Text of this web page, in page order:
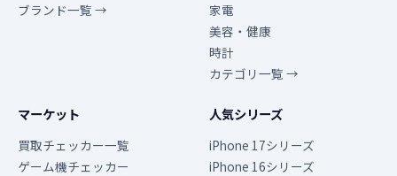
ブランド一覧 →
家電
美容・健康
時計
カテゴリ一覧 →
マーケット
買取チェッカー一覧
ゲーム機チェッカー
人気シリーズ
iPhone 17シリーズ
iPhone 16シリーズ